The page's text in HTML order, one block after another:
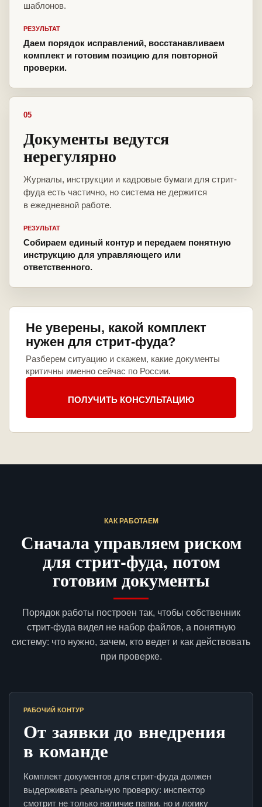
шаблонов.
РЕЗУЛЬТАТ
Даем порядок исправлений, восстанавливаем
комплект и готовим позицию для повторной
проверки.
05
Документы ведутся
нерегулярно
Журналы, инструкции и кадровые бумаги для стрит-
фуда есть частично, но система не держится
в ежедневной работе.
РЕЗУЛЬТАТ
Собираем единый контур и передаем понятную
инструкцию для управляющего или
ответственного.
Не уверены, какой комплект
нужен для стрит-фуда?
Разберем ситуацию и скажем, какие документы
критичны именно сейчас по России.
ПОЛУЧИТЬ КОНСУЛЬТАЦИЮ
КАК РАБОТАЕМ
Сначала управляем риском
для стрит-фуда, потом
готовим документы
Порядок работы построен так, чтобы собственник
стрит-фуда видел не набор файлов, а понятную
систему: что нужно, зачем, кто ведет и как действовать
при проверке.
РАБОЧИЙ КОНТУР
От заявки до внедрения
в команде
Комплект документов для стрит-фуда должен
выдерживать реальную проверку: инспектор
смотрит не только наличие папки, но и логику